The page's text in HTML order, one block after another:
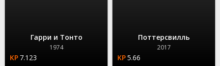
Гарри и Тонто
1974
7.123
Поттерсвилль
2017
5.66